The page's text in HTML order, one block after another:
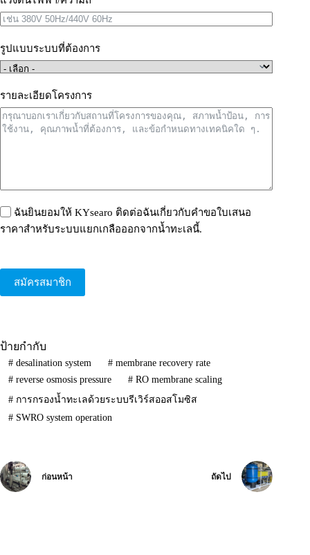
รูปแบบระบบที่ต้องการ
รายละเอียดโครงการ
ฉันยินยอมให้ KYsearo ติดต่อฉันเกี่ยวกับคำขอใบเสนอ
ราคาสำหรับระบบแยกเกลือออกจากน้ำทะเลนี้.
สมัครสมาชิก
ป้ายกำกับ
#desalination system #membrane recovery rate
#reverse osmosis pressure #RO membrane scaling
#การกรองน้ำทะเลด้วยระบบรีเวิร์สออสโมซิส
#SWRO system operation
ก่อนหน้า ถัดไป